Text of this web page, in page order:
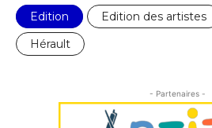
J'accepte les
* Champ obligatoire
Nom
Statut / Organisation
Edition Edition des artistes
Hérault
- Partenaires -